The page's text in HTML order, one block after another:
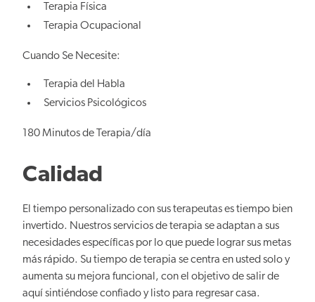
Terapia Física
Terapia Ocupacional
Cuando Se Necesite:
Terapia del Habla
Servicios Psicológicos
180 Minutos de Terapia/día
Calidad
El tiempo personalizado con sus terapeutas es tiempo bien
invertido. Nuestros servicios de terapia se adaptan a sus
necesidades específicas por lo que puede lograr sus metas
más rápido. Su tiempo de terapia se centra en usted solo y
aumenta su mejora funcional, con el objetivo de salir de
aquí sintiéndose confiado y listo para regresar casa.